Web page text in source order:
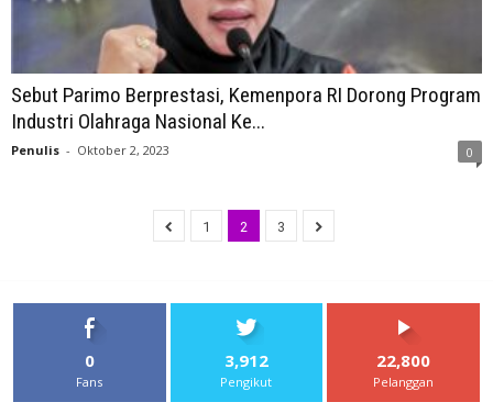
Sebut Parimo Berprestasi, Kemenpora RI Dorong Program
Industri Olahraga Nasional Ke...
Penulis - Oktober 2, 2023 0
1 2 3
0
Fans
3,912
Pengikut
22,800
Pelanggan